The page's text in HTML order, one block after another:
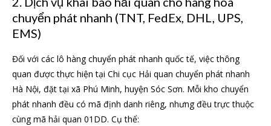
chuyển phát nhanh (TNT, FedEx, DHL, UPS,
EMS)
Đối với các lô hàng chuyển phát nhanh quốc tế, việc thông
quan được thực hiện tại Chi cục Hải quan chuyển phát nhanh
Hà Nội, đặt tại xã Phú Minh, huyện Sóc Sơn. Mỗi kho chuyển
phát nhanh đều có mã định danh riêng, nhưng đều trực thuộc
cùng mã hải quan 01DD. Cụ thể: